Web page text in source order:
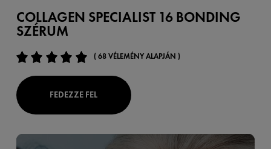
COLLAGEN SPECIALIST 16 BONDING
SZÉRUM
( 68 VÉLEMÉNY ALAPJÁN )
FEDEZZE FEL